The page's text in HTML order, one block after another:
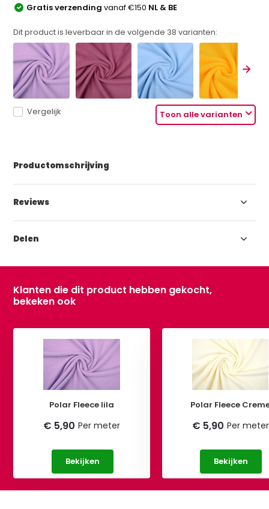
Gratis verzendingvanaf €150 NL & BE
Dit product is leverbaar in de volgende 38 varianten:
Toon alle varianten
Vergelijk
Productomschrijving
Reviews
Delen
Klanten die dit product hebben gekocht,
bekeken ook
Polar Fleece lila
€ 5,90 Per meter
Bekijken
Polar Fleece
€ 5,90 Per meter
Bekijken